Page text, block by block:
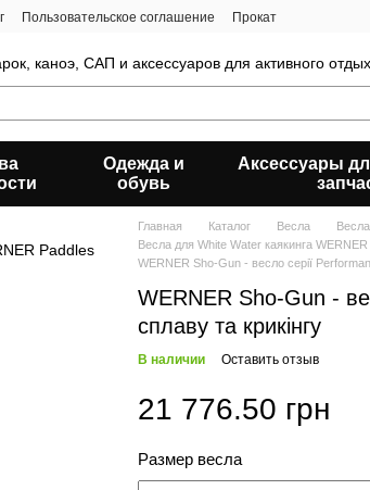
Пользовательское соглашение Прокат
каноэ, САП и аксессуаров для активного
Одежда и
обувь
Аксессуары
Главная Каталог Весла
Весла для White Water каякинга
WERNER Sho-Gun - весло серії
WERNER Sho-Gun -
сплаву та крикінгу
В наличии Оставить отзыв
21 776.50 грн
Размер весла